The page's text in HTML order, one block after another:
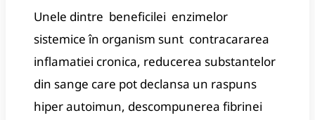
Unele dintre beneficilei enzimelor
sistemice în organism sunt contracararea
inflamatiei cronica, reducerea substantelor
din sange care pot declansa un raspuns
hiper autoimun, descompunerea fibrinei